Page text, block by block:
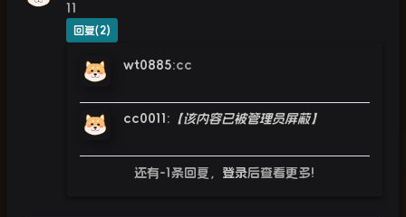
11
回复(2)
wt0885:cc
cc0011 : 【该内容已被管理员屏蔽】
还有-1条回复， 登录后查看更多!